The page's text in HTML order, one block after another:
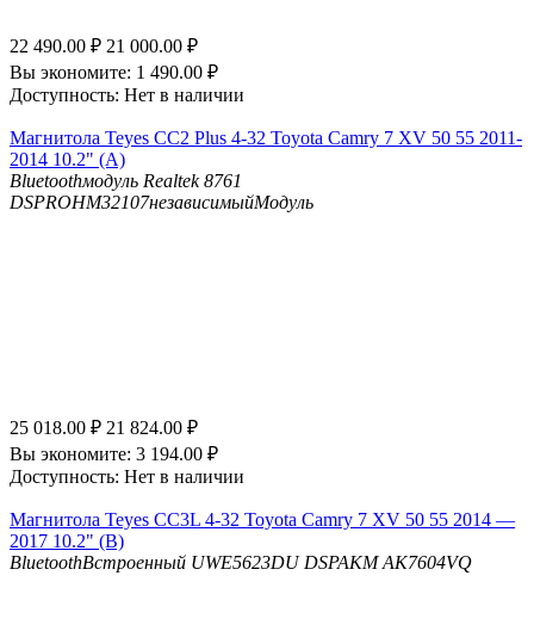
22 490.00 ₽ 21 000.00 ₽
Вы экономите: 1 490.00 ₽
Доступность: Нет в наличии
Магнитола Teyes CC2 Plus 4-32 Toyota Camry 7 XV 50 55 2011-
2014 10.2" (A)
Bluetoothмодуль Realtek 8761
DSPROHM32107независимыйМодуль
25 018.00 ₽ 21 824.00 ₽
Вы экономите: 3 194.00 ₽
Доступность: Нет в наличии
Магнитола Teyes CC3L 4-32 Toyota Camry 7 XV 50 55 2014 —
2017 10.2" (B)
BluetoothВстроенный UWE5623DU DSPAKM AK7604VQ